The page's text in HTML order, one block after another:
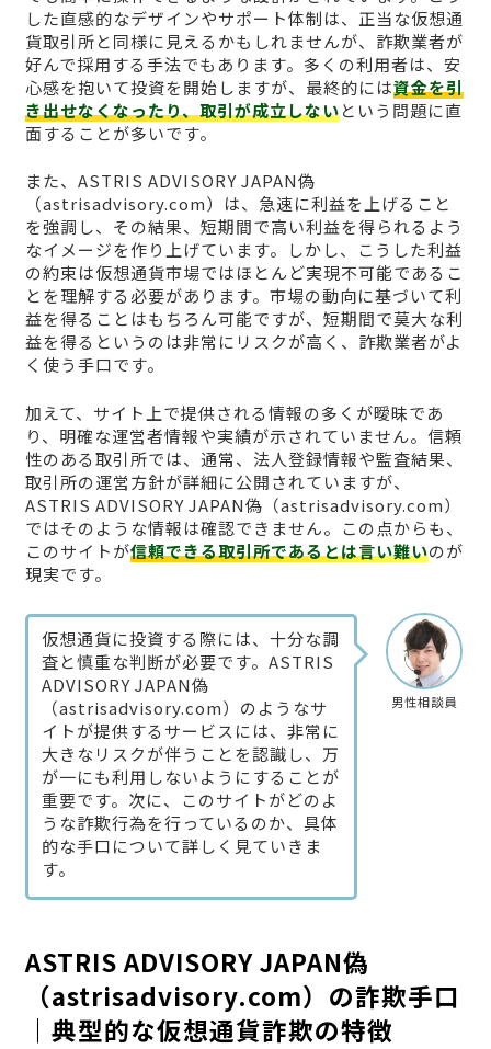
した直感的なデザインやサポート体制は、正当な仮想通
貨取引所と同様に見えるかもしれませんが、詐欺業者が
好んで採用する手法でもあります。多くの利用者は、安
心感を抱いて投資を開始しますが、最終的には資金を引
き出せなくなったり、取引が成立しないという問題に直
面することが多いです。
また、ASTRIS ADVISORY JAPAN偽
（astrisadvisory.com）は、急速に利益を上げること
を強調し、その結果、短期間で高い利益を得られるよう
なイメージを作り上げています。しかし、こうした利益
の約束は仮想通貨市場ではほとんど実現不可能であるこ
とを理解する必要があります。市場の動向に基づいて利
益を得ることはもちろん可能ですが、短期間で莫大な利
益を得るというのは非常にリスクが高く、詐欺業者がよ
く使う手口です。
加えて、サイト上で提供される情報の多くが曖昧であ
り、明確な運営者情報や実績が示されていません。信頼
性のある取引所では、通常、法人登録情報や監査結果、
取引所の運営方針が詳細に公開されていますが、
ASTRIS ADVISORY JAPAN偽（astrisadvisory.com）
ではそのような情報は確認できません。この点からも、
このサイトが信頼できる取引所であるとは言い難いのが
現実です。
男性相談員
仮想通貨に投資する際には、十分な調
査と慎重な判断が必要です。ASTRIS
ADVISORY JAPAN偽
（astrisadvisory.com）のようなサ
イトが提供するサービスには、非常に
大きなリスクが伴うことを認識し、万
が一にも利用しないようにすることが
重要です。次に、このサイトがどのよ
うな詐欺行為を行っているのか、具体
的な手口について詳しく見ていきま
す。
ASTRIS ADVISORY JAPAN偽
（astrisadvisory.com）の詐欺手口
｜典型的な仮想通貨詐欺の特徴